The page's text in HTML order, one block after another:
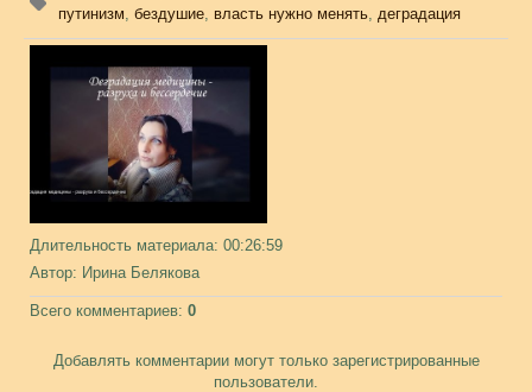
путинизм, бездушие, власть нужно менять, деградация
Длительность материала: 00:26:59
Автор: Ирина Белякова
Всего комментариев: 0
Добавлять комментарии могут только зарегистрированные
пользователи.